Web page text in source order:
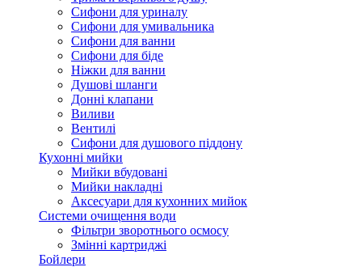
Сифони для уриналу
Сифони для умивальника
Сифони для ванни
Сифони для біде
Ніжки для ванни
Душові шланги
Донні клапани
Виливи
Вентилі
Сифони для душового піддону
Кухонні мийки
Мийки вбудовані
Мийки накладні
Аксесуари для кухонних мийок
Системи очищення води
Фільтри зворотнього осмосу
Змінні картриджі
Бойлери